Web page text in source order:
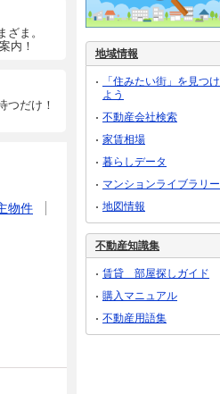
ま。
内！
つだけ！
物件
地域情報
「住みたい街」を見つけ
よう
不動産会社検索
家賃相場
暮らしデータ
マンションライブラリー
地図情報
不動産知識集
賃貸 部屋探しガイド
購入マニュアル
不動産用語集